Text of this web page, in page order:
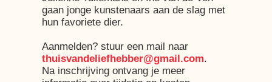
gaan jonge kunstenaars aan de slag met
hun favoriete dier.
Aanmelden? stuur een mail naar
thuisvandeliefhebber@gmail.com.
Na inschrijving ontvang je meer